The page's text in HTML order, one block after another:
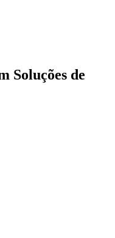
Soluções de